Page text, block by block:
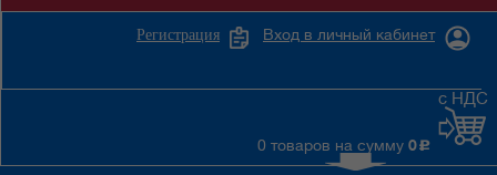
Вход в личный кабинет
Регистрация
0 товаров на сумму 0 c
с НДС